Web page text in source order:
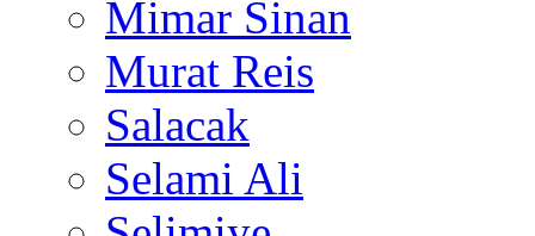
Mimar Sinan
Murat Reis
Salacak
Selami Ali